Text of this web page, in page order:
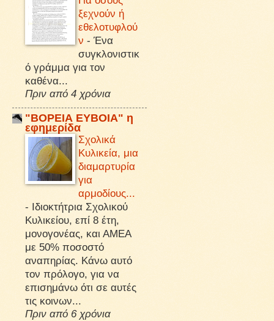
ξεχνούν ή
εθελοτυφλού
ν - Ένα
συγκλονιστικ
ό γράμμα για τον
καθένα...
Πριν από 4 χρόνια
"ΒΟΡΕΙΑ ΕΥΒΟΙΑ" η
εφημερίδα
Σχολικά
Κυλικεία, μια
διαμαρτυρία
για
αρμοδίους...
- Ιδιοκτήτρια Σχολικού
Κυλικείου, επί 8 έτη,
μονογονέας, και ΑΜΕΑ
με 50% ποσοστό
αναπηρίας. Κάνω αυτό
τον πρόλογο, για να
επισημάνω ότι σε αυτές
τις κοινων...
Πριν από 6 χρόνια